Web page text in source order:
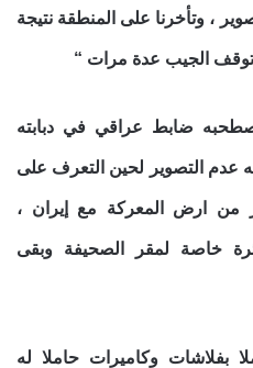
، وتأخرنا على المنطقة نتيجة
الجيب عدة مرات “
ضابط عراقي في دبابته
عدم التصوير لحين التعرف على
من ارض المعركة مع إيران ،
خاصة لمقر الصحيفة وبقى
بفلاشات وكاميرات حاملا له